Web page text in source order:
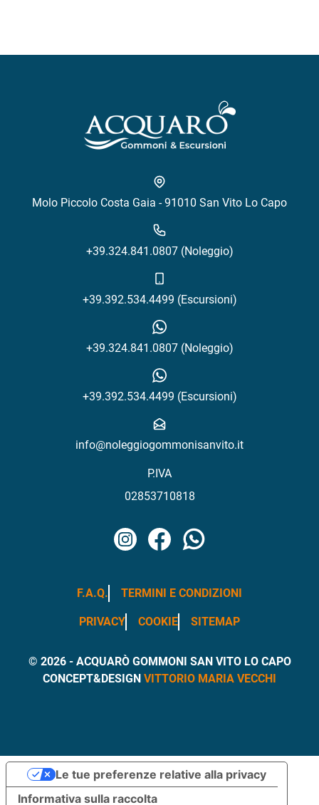
Molo Piccolo Costa Gaia - 91010 San Vito Lo Capo
+39.324.841.0807 (Noleggio)
+39.392.534.4499 (Escursioni)
+39.324.841.0807 (Noleggio)
+39.392.534.4499 (Escursioni)
info@noleggiogommonisanvito.it
P.IVA
02853710818
InstagramFacebookWhatsApp
F.A.Q. TERMINI E CONDIZIONI
PRIVACY COOKIE SITEMAP
© 2026 - ACQUARÒ GOMMONI SAN VITO LO CAPO
CONCEPT&DESIGN VITTORIO MARIA VECCHI
Informativa sulla raccolta
Le tue preferenze relative alla privacy